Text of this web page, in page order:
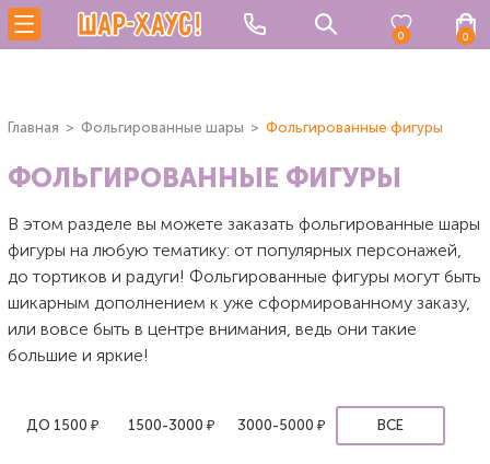
0 0
Главная Фольгированные шары Фольгированные фигуры
ФОЛЬГИРОВАННЫЕ ФИГУРЫ
В этом разделе вы можете заказать фольгированные шары
фигуры на любую тематику: от популярных персонажей,
до тортиков и радуги! Фольгированные фигуры могут быть
шикарным дополнением к уже сформированному заказу,
или вовсе быть в центре внимания, ведь они такие
большие и яркие!
ДО 1500 ₽ 1500-3000 ₽ 3000-5000 ₽ ВСЕ